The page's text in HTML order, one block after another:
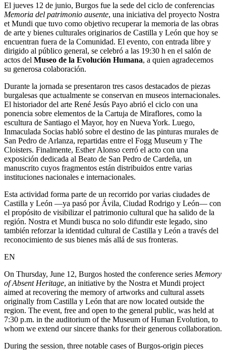
El jueves 12 de junio, Burgos fue la sede del ciclo de conferencias
Memoria del patrimonio ausente, una iniciativa del proyecto Nostra
et Mundi que tuvo como objetivo recuperar la memoria de las obras
de arte y bienes culturales originarios de Castilla y León que hoy se
encuentran fuera de la Comunidad. El evento, con entrada libre y
dirigido al público general, se celebró a las 19:30 h en el salón de
actos del Museo de la Evolución Humana, a quien agradecemos
su generosa colaboración.
Durante la jornada se presentaron tres casos destacados de piezas
burgalesas que actualmente se conservan en museos internacionales.
El historiador del arte René Jesús Payo abrió el ciclo con una
ponencia sobre elementos de la Cartuja de Miraflores, como la
escultura de Santiago el Mayor, hoy en Nueva York. Luego,
Inmaculada Socias habló sobre el destino de las pinturas murales de
San Pedro de Arlanza, repartidas entre el Fogg Museum y The
Cloisters. Finalmente, Esther Alonso cerró el acto con una
exposición dedicada al Beato de San Pedro de Cardeña, un
manuscrito cuyos fragmentos están distribuidos entre varias
instituciones nacionales e internacionales.
Esta actividad forma parte de un recorrido por varias ciudades de
Castilla y León —ya pasó por Ávila, Ciudad Rodrigo y León— con
el propósito de visibilizar el patrimonio cultural que ha salido de la
región. Nostra et Mundi busca no solo difundir este legado, sino
también reforzar la identidad cultural de Castilla y León a través del
reconocimiento de sus bienes más allá de sus fronteras.
EN
On Thursday, June 12, Burgos hosted the conference series Memory
of Absent Heritage, an initiative by the Nostra et Mundi project
aimed at recovering the memory of artworks and cultural assets
originally from Castilla y León that are now located outside the
region. The event, free and open to the general public, was held at
7:30 p.m. in the auditorium of the Museum of Human Evolution, to
whom we extend our sincere thanks for their generous collaboration.
During the session, three notable cases of Burgos-origin pieces